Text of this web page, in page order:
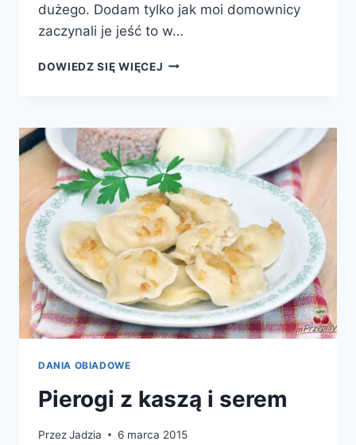
dużego. Dodam tylko jak moi domownicy
zaczynali je jeść to w…
DOWIEDZ SIĘ WIĘCEJ FASZEROWANY
W
DANIA OBIADOWE
Pierogi z kaszą i serem
PrzezJadzia 6 marca 2015